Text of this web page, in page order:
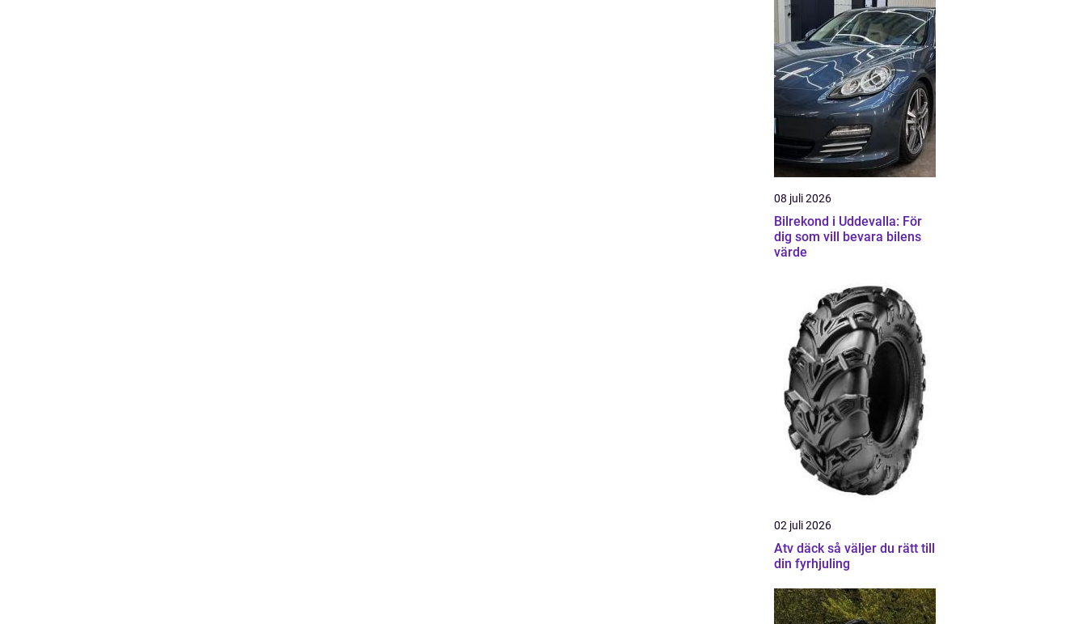
08 juli 2026
Bilrekond i Uddevalla: För
dig som vill bevara bilens
värde
02 juli 2026
Atv däck så väljer du rätt till
din fyrhjuling